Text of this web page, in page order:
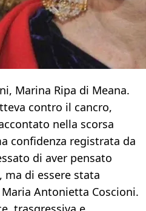
Marina Ripa di Meana.
contro il cancro,
nella scorsa
confidenza registrata da
di aver pensato
ma di essere stata
Antonietta Coscioni.